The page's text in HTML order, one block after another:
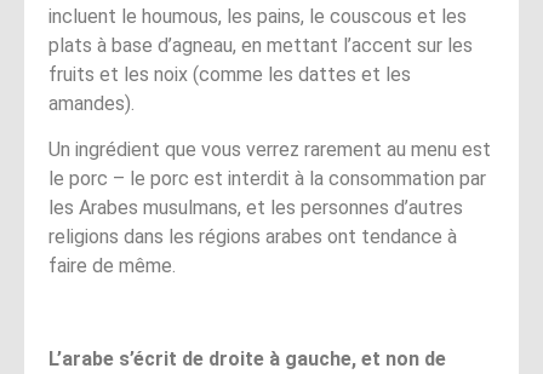
incluent le houmous, les pains, le couscous et les
plats à base d’agneau, en mettant l’accent sur les
fruits et les noix (comme les dattes et les
amandes).
Un ingrédient que vous verrez rarement au menu est
le porc – le porc est interdit à la consommation par
les Arabes musulmans, et les personnes d’autres
religions dans les régions arabes ont tendance à
faire de même.
L’arabe s’écrit de droite à gauche, et non de